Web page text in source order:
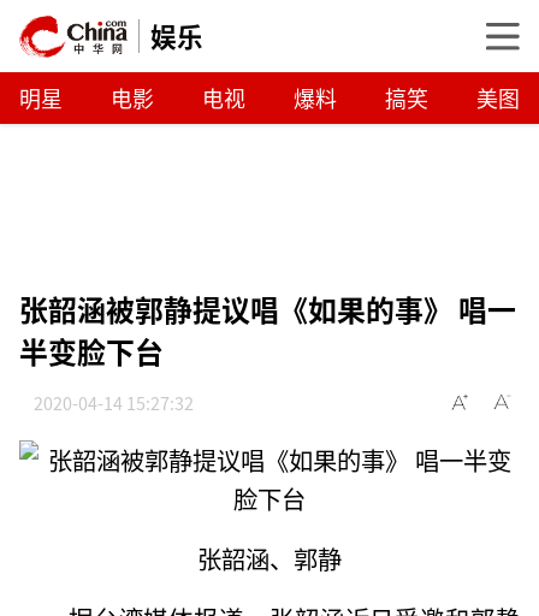
娱乐
明星 电影 电视 爆料 搞笑 美图
张韶涵被郭静提议唱《如果的事》 唱一
半变脸下台
2020-04-14 15:27:32
张韶涵、郭静